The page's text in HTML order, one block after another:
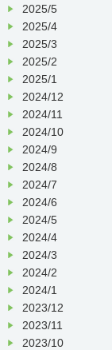
2025/5
2025/4
2025/3
2025/2
2025/1
2024/12
2024/11
2024/10
2024/9
2024/8
2024/7
2024/6
2024/5
2024/4
2024/3
2024/2
2024/1
2023/12
2023/11
2023/10